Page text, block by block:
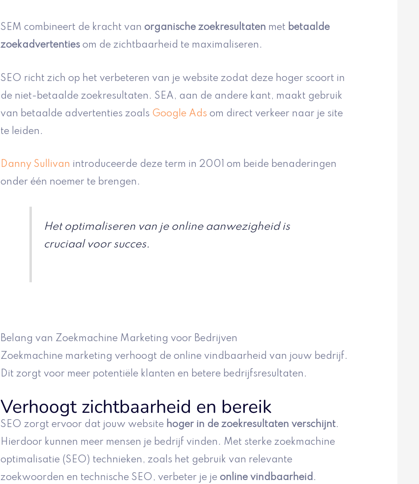
SEM combineert de kracht van organische zoekresultaten met betaalde
zoekadvertenties om de zichtbaarheid te maximaliseren.
SEO richt zich op het verbeteren van je website zodat deze hoger scoort in
de niet-betaalde zoekresultaten. SEA, aan de andere kant, maakt gebruik
van betaalde advertenties zoals Google Ads om direct verkeer naar je site
te leiden.
Danny Sullivan introduceerde deze term in 2001 om beide benaderingen
onder één noemer te brengen.
Het optimaliseren van je online aanwezigheid is
cruciaal voor succes.
Belang van Zoekmachine Marketing voor Bedrijven
Zoekmachine marketing verhoogt de online vindbaarheid van jouw bedrijf.
Dit zorgt voor meer potentiële klanten en betere bedrijfsresultaten.
Verhoogt zichtbaarheid en bereik
SEO zorgt ervoor dat jouw website hoger in de zoekresultaten verschijnt.
Hierdoor kunnen meer mensen je bedrijf vinden. Met sterke zoekmachine
optimalisatie (SEO) technieken, zoals het gebruik van relevante
zoekwoorden en technische SEO, verbeter je je online vindbaarheid.